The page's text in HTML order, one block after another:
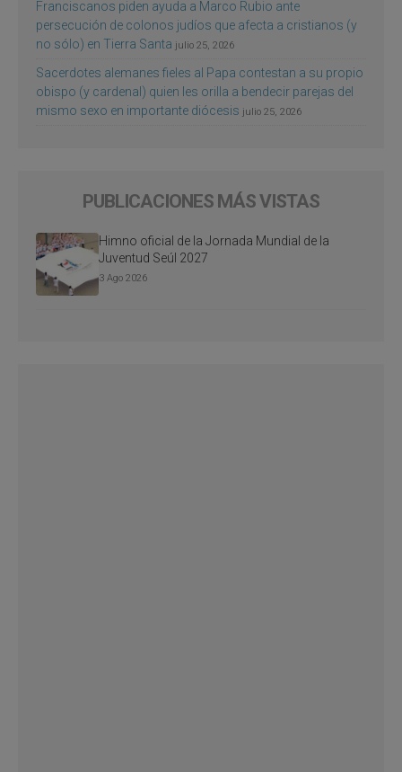
Franciscanos piden ayuda a Marco Rubio ante
persecución de colonos judíos que afecta a cristianos (y
no sólo) en Tierra Santa julio 25, 2026
Sacerdotes alemanes fieles al Papa contestan a su propio
obispo (y cardenal) quien les orilla a bendecir parejas del
mismo sexo en importante diócesis julio 25, 2026
PUBLICACIONES MÁS VISTAS
Himno oficial de la Jornada Mundial de la
Juventud Seúl 2027
3 Ago 2026